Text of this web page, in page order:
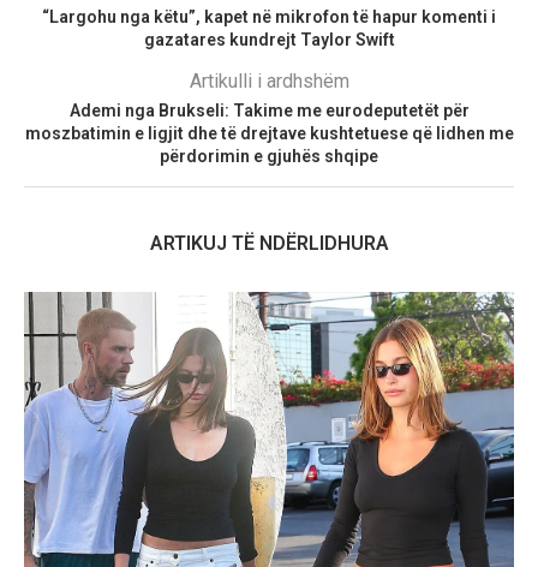
“Largohu nga këtu”, kapet në mikrofon të hapur komenti i
gazatares kundrejt Taylor Swift
Artikulli i ardhshëm
Ademi nga Brukseli: Takime me eurodeputetët për
moszbatimin e ligjit dhe të drejtave kushtetuese që lidhen me
përdorimin e gjuhës shqipe
ARTIKUJ TË NDËRLIDHURA